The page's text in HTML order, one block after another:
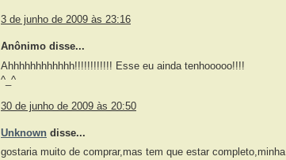
3 de junho de 2009 às 23:16
Anônimo disse...
Ahhhhhhhhhhhh!!!!!!!!!!!! Esse eu ainda tenhooooo!!!!
^_^
30 de junho de 2009 às 20:50
Unknown disse...
gostaria muito de comprar,mas tem que estar completo,minha